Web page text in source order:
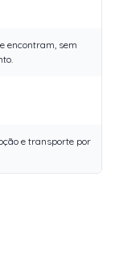
encontram, sem
e transporte por